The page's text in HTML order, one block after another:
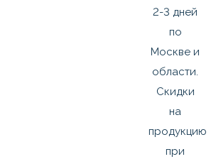
2-3 дней
по
Москве и
области.
Скидки
на
продукцию
при